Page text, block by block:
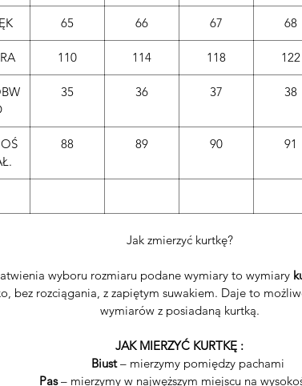
65 66 67 68
110 114 118 122
35 36 37 38
88 89 90 91
Jak zmierzyć kurtkę?
wyboru rozmiaru podane wymiary to wymiary
bez rozciągania, z zapiętym suwakiem. Daje to
wymiarów z posiadaną kurtką.
JAK MIERZYĆ KURTKĘ :
Biust– mierzymy pomiędzy pachami
Pas– mierzymy w najwęższym miejscu na